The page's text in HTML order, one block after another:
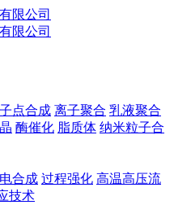
点合成 离子聚合 乳液聚合
酶催化 脂质体 纳米粒子合
合成 过程强化 高温高压流
技术